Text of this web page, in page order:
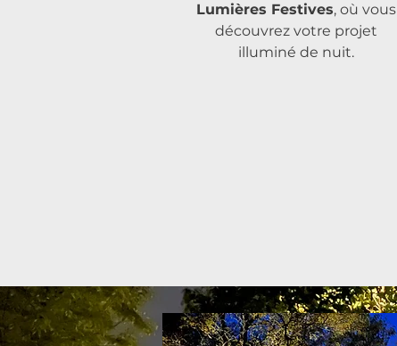
Lumières Festives, où vous
découvrez votre projet
illuminé de nuit.